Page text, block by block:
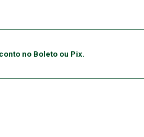
no Boleto ou Pix.